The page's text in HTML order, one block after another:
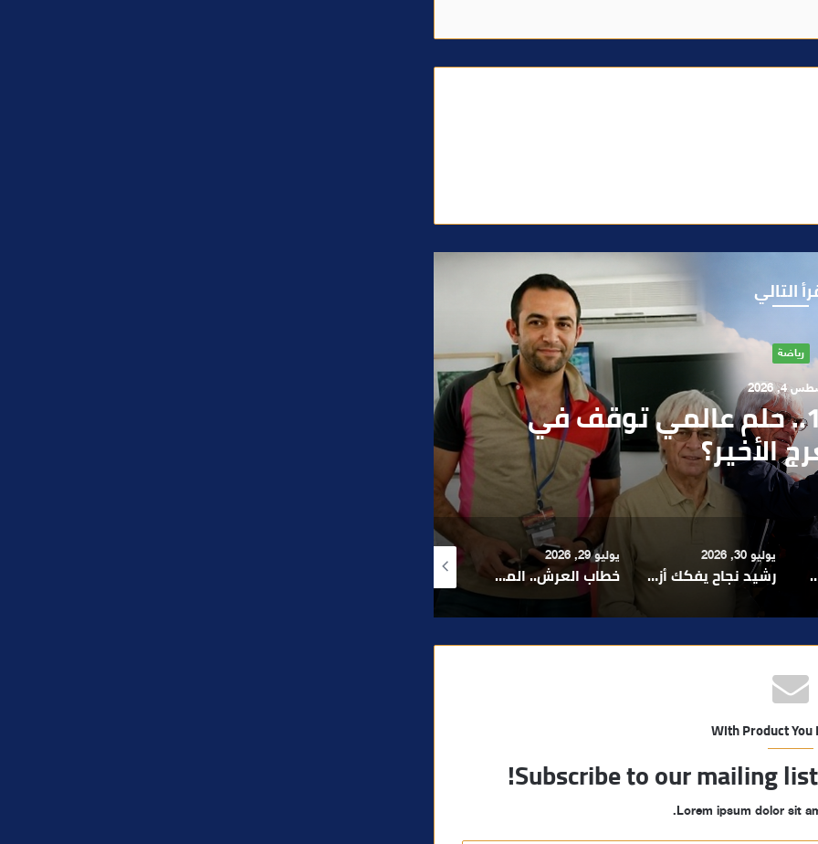
التالي
آراء
أغسطس 1, 2026
يكتب : بين صمت الحكومة وسباق
هل أصبحت إدارة الأزمات خارج أولويات
الفاعلين السياسيين؟
رشيد نجاح يفكك أزمة الإدارة ويدعو إلى تبسيط المساطر و تعزيز مناخ الاستثمار ..
يوليو 29, 2026
خطاب العرش.. الملك محمد السادس يجدد التأكيد على أولوية خدمة المواطن ومواصلة الأوراش التنموية
أغسطس 4, 2026
With Product You
Subscribe to our mailing
Lorem ipsum dolor sit